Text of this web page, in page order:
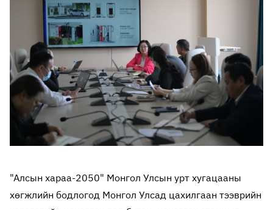
"Алсын хараа-2050" Монгол Улсын урт хугацааны
хөгжлийн бодлогод Монгол Улсад цахилгаан тээврийн